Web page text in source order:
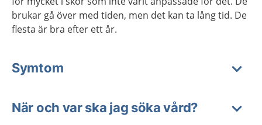
brukar gå över med tiden, men det kan ta lång tid. De
flesta är bra efter ett år.
Symtom
När och var ska jag söka vård?